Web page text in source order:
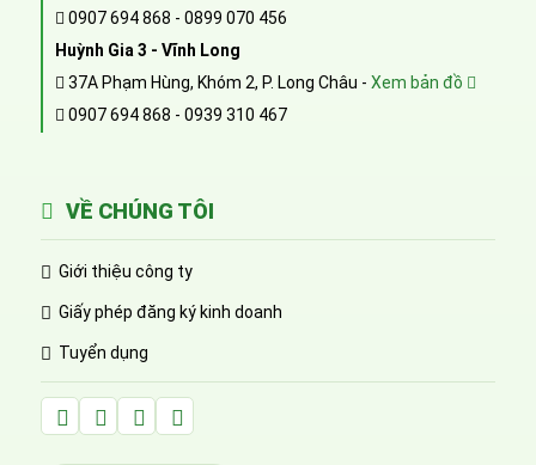
0907 694 868 - 0899 070 456
Huỳnh Gia 3 - Vĩnh Long
37A Phạm Hùng, Khóm 2, P. Long Châu - Xem bản đồ
0907 694 868 - 0939 310 467
VỀ CHÚNG TÔI
Giới thiệu công ty
Giấy phép đăng ký kinh doanh
Tuyển dụng
Facebook Huỳnh Gia Alpha
LinkedIn Huỳnh Gia Alpha
YouTube Huỳnh Gia Alpha
Twitter Huỳnh Gia Alpha